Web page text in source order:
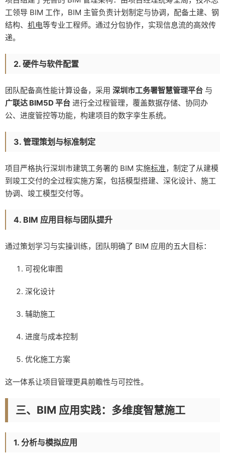
工领导 BIM 工作，BIM 主管负责计划制定与协调，配备土建、钢
结构、 机电等专业工程师。通过分包协作，实现信息流的高效传
递。
2. 硬件与软件配置
团队配备高性能计算设备，采用 深圳市工务署智慧管理平台 与
广联达 BIM5D 平台 进行全过程管理，覆盖数据存储、协同办
公、进度管控等功能，构建项目的数字孪生系统。
3. 管理策划与标准制定
项目严格执行深圳市建筑工务署的 BIM 实施标准，制定了从建模
到竣工交付的全过程实施方案，包括模型搭建、深化设计、施工
协调、竣工模型交付等。
4. BIM 应用目标与团队提升
通过策划学习与实操训练，团队明确了 BIM 应用的五大目标：
可视化审图
深化设计
辅助施工
进度与成本控制
优化施工方案
这一体系让项目管理更具前瞻性与可控性。
三、BIM 应用实践：多维度智慧施工
1. 分析与模拟应用